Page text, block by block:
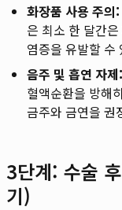
화장품 사용 주의:
은 최소 한 달간
염증을 유발할 수
음주 및 흡연 자제:
혈액순환을 방해
금주와 금연을 권
3단계: 수술
기)